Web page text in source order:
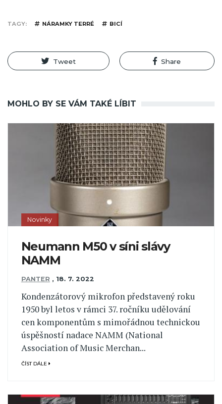
TAGY NÁRAMKY TERRÉ BICÍ
Tweet Share
MOHLO BY SE VÁM TAKÉ LÍBIT
Novinky
Neumann M50 v síni slávy
NAMM
PANTER , 18. 7. 2022
Kondenzátorový mikrofon představený roku
1950 byl letos v rámci 37. ročníku udělování
cen komponentům s mimořádnou technickou
úspěšností nadace NAMM (National
Association of Music Merchan...
ČÍST DÁLE